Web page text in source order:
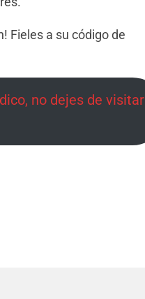
Fieles a su código de
no dejes de visitar